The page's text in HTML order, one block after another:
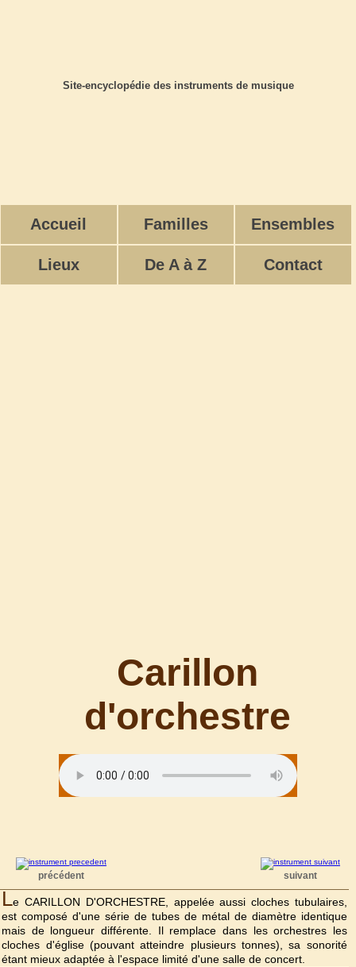
Site-encyclopédie des instruments de musique
Accueil Familles Ensembles
Lieux De A à Z Contact
Carillon
d'orchestre
précédent suivant
Le CARILLON D'ORCHESTRE, appelée aussi cloches tubulaires,
est composé d'une série de tubes de métal de diamètre identique
mais de longueur différente. Il remplace dans les orchestres les
cloches d'église (pouvant atteindre plusieurs tonnes), sa sonorité
étant mieux adaptée à l'espace limité d'une salle de concert.